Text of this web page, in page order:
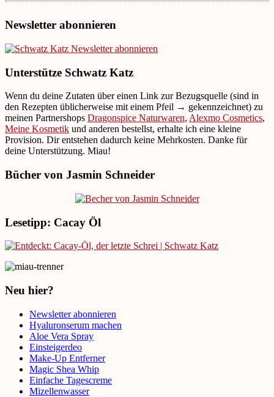
Newsletter abonnieren
Unterstütze Schwatz Katz
Wenn du deine Zutaten über einen Link zur Bezugsquelle (sind in
den Rezepten üblicherweise mit einem Pfeil → gekennzeichnet) zu
meinen Partnershops Dragonspice Naturwaren, Alexmo Cosmetics,
Meine Kosmetik und anderen bestellst, erhalte ich eine kleine
Provision. Dir entstehen dadurch keine Mehrkosten. Danke für
deine Unterstützung. Miau!
Bücher von Jasmin Schneider
Lesetipp: Cacay Öl
Neu hier?
Newsletter abonnieren
Hyaluronserum machen
Aloe Vera Spray
Einsteigerdeo
Make-Up Entferner
Magic Shea Whip
Einfache Tagescreme
Mizellenwasser